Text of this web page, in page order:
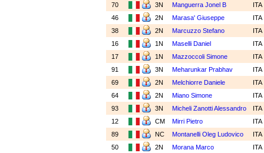
70
3N Manguerra Jonel B
ITA
46
2N Marasa' Giuseppe
ITA
38
2N Marcuzzo Stefano
ITA
16
1N Maselli Daniel
ITA
17
1N Mazzoccoli Simone
ITA
91
3N Meharunkar Prabhav
ITA
69
2N Melchiorre Daniele
ITA
64
2N Miano Simone
ITA
93
3N Micheli Zanotti Alessandro
ITA
12
CM Mirri Pietro
ITA
89
NC Montanelli Oleg Ludovico
ITA
50
2N Morana Marco ITA